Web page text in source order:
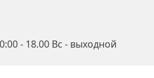
- 18.00 Вс - выходной